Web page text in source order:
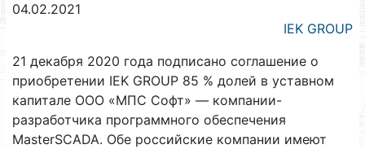
04.02.2021
IEK GROUP
21 декабря 2020 года подписано соглашение о
приобретении IEK GROUP 85 % долей в уставном
капитале ООО «МПС Софт» — компании-
разработчика программного обеспечения
MasterSCADA. Обе российские компании имеют